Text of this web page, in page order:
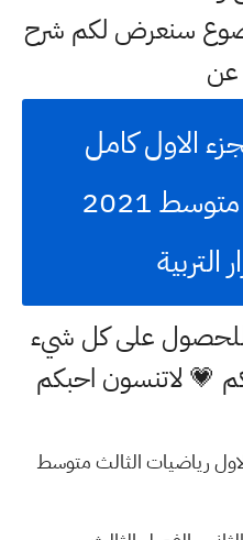
سنعرض لكم شرح
عن
الاول كامل
رياضيات الثالث متوسط 2021
للحصول على كل شيء
💗 لاتنسون احبكم
رياضيات الثالث متوسط